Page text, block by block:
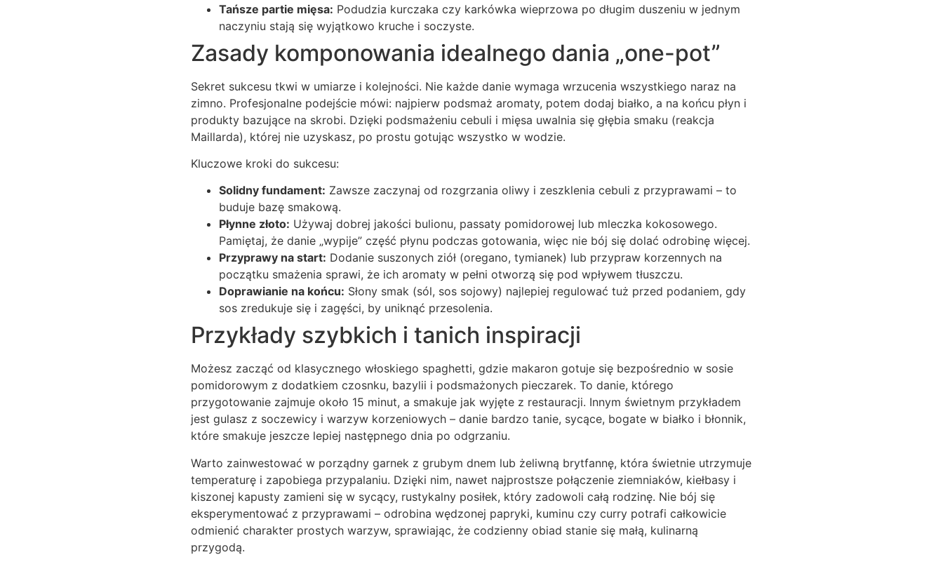
Tańsze partie mięsa: Podudzia kurczaka czy karkówka wieprzowa po długim duszeniu w jednym
naczyniu stają się wyjątkowo kruche i soczyste.
Zasady komponowania idealnego dania „one-pot”
Sekret sukcesu tkwi w umiarze i kolejności. Nie każde danie wymaga wrzucenia wszystkiego naraz na
zimno. Profesjonalne podejście mówi: najpierw podsmaż aromaty, potem dodaj białko, a na końcu płyn i
produkty bazujące na skrobi. Dzięki podsmażeniu cebuli i mięsa uwalnia się głębia smaku (reakcja
Maillarda), której nie uzyskasz, po prostu gotując wszystko w wodzie.
Kluczowe kroki do sukcesu:
Solidny fundament: Zawsze zaczynaj od rozgrzania oliwy i zeszklenia cebuli z przyprawami – to
buduje bazę smakową.
Płynne złoto: Używaj dobrej jakości bulionu, passaty pomidorowej lub mleczka kokosowego.
Pamiętaj, że danie „wypije” część płynu podczas gotowania, więc nie bój się dolać odrobinę więcej.
Przyprawy na start: Dodanie suszonych ziół (oregano, tymianek) lub przypraw korzennych na
początku smażenia sprawi, że ich aromaty w pełni otworzą się pod wpływem tłuszczu.
Doprawianie na końcu: Słony smak (sól, sos sojowy) najlepiej regulować tuż przed podaniem, gdy
sos zredukuje się i zagęści, by uniknąć przesolenia.
Przykłady szybkich i tanich inspiracji
Możesz zacząć od klasycznego włoskiego spaghetti, gdzie makaron gotuje się bezpośrednio w sosie
pomidorowym z dodatkiem czosnku, bazylii i podsmażonych pieczarek. To danie, którego
przygotowanie zajmuje około 15 minut, a smakuje jak wyjęte z restauracji. Innym świetnym przykładem
jest gulasz z soczewicy i warzyw korzeniowych – danie bardzo tanie, sycące, bogate w białko i błonnik,
które smakuje jeszcze lepiej następnego dnia po odgrzaniu.
Warto zainwestować w porządny garnek z grubym dnem lub żeliwną brytfannę, która świetnie utrzymuje
temperaturę i zapobiega przypalaniu. Dzięki nim, nawet najprostsze połączenie ziemniaków, kiełbasy i
kiszonej kapusty zamieni się w sycący, rustykalny posiłek, który zadowoli całą rodzinę. Nie bój się
eksperymentować z przyprawami – odrobina wędzonej papryki, kuminu czy curry potrafi całkowicie
odmienić charakter prostych warzyw, sprawiając, że codzienny obiad stanie się małą, kulinarną
przygodą.